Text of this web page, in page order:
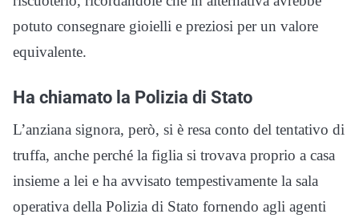
potuto consegnare gioielli e preziosi per un valore
equivalente.
Ha chiamato la Polizia di Stato
L’anziana signora, però, si è resa conto del tentativo di
truffa, anche perché la figlia si trovava proprio a casa
insieme a lei e ha avvisato tempestivamente la sala
operativa della Polizia di Stato fornendo agli agenti